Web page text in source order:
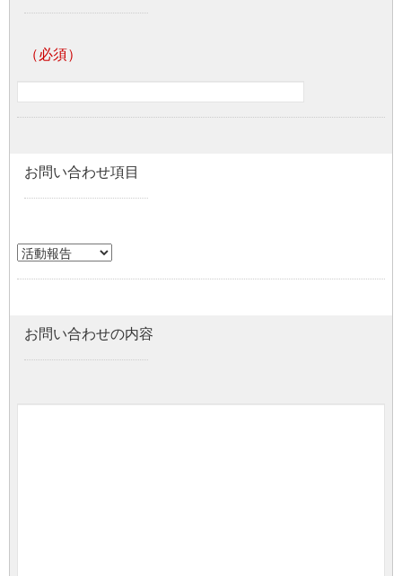
お問い合わせ項目
お問い合わせの内容